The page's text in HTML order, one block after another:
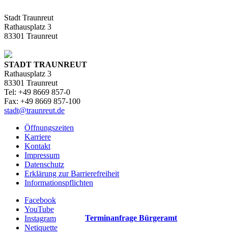
Stadt Traunreut
Rathausplatz 3
83301 Traunreut
STADT TRAUNREUT
Rathausplatz 3
83301 Traunreut
Tel: +49 8669 857-0
Fax: +49 8669 857-100
stadt@traunreut.de
Öffnungszeiten
Karriere
Kontakt
Impressum
Datenschutz
Erklärung zur Barrierefreiheit
Informationspflichten
Facebook
YouTube
Instagram
Netiquette
Terminanfrage Bürgeramt